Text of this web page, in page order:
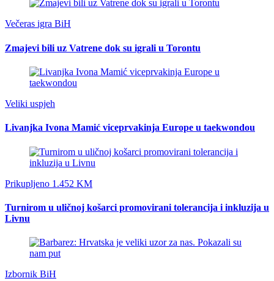
Večeras igra BiH
Zmajevi bili uz Vatrene dok su igrali u Torontu
Veliki uspjeh
Livanjka Ivona Mamić viceprvakinja Europe u taekwondou
Prikupljeno 1.452 KM
Turnirom u uličnoj košarci promovirani tolerancija i inkluzija u
Livnu
Izbornik BiH